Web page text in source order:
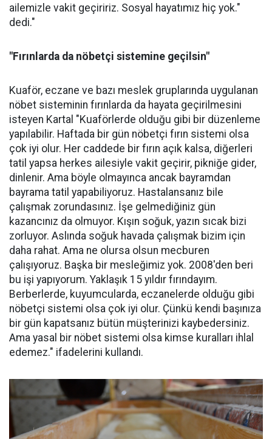
ailemizle vakit geçiririz. Sosyal hayatımız hiç yok."
dedi."
"Fırınlarda da nöbetçi sistemine geçilsin"
Kuaför, eczane ve bazı meslek gruplarında uygulanan
nöbet sisteminin fırınlarda da hayata geçirilmesini
isteyen Kartal "Kuaförlerde olduğu gibi bir düzenleme
yapılabilir. Haftada bir gün nöbetçi fırın sistemi olsa
çok iyi olur. Her caddede bir fırın açık kalsa, diğerleri
tatil yapsa herkes ailesiyle vakit geçirir, pikniğe gider,
dinlenir. Ama böyle olmayınca ancak bayramdan
bayrama tatil yapabiliyoruz. Hastalansanız bile
çalışmak zorundasınız. İşe gelmediğiniz gün
kazancınız da olmuyor. Kışın soğuk, yazın sıcak bizi
zorluyor. Aslında soğuk havada çalışmak bizim için
daha rahat. Ama ne olursa olsun mecburen
çalışıyoruz. Başka bir mesleğimiz yok. 2008'den beri
bu işi yapıyorum. Yaklaşık 15 yıldır fırındayım.
Berberlerde, kuyumcularda, eczanelerde olduğu gibi
nöbetçi sistemi olsa çok iyi olur. Çünkü kendi başınıza
bir gün kapatsanız bütün müşterinizi kaybedersiniz.
Ama yasal bir nöbet sistemi olsa kimse kuralları ihlal
edemez." ifadelerini kullandı.